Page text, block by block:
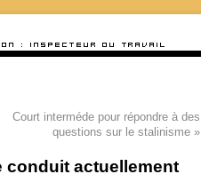
Court interméde pour répondre à des
questions sur le stalinisme»
conduit actuellement